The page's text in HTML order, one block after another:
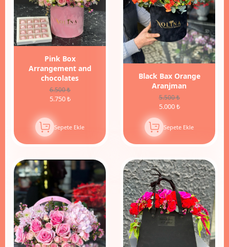
Pink Box
Arrangement and
chocolates
6.500 ₺
5.750 ₺
Sepete Ekle
Black Bax Orange
Aranjman
5.500 ₺
5.000 ₺
Sepete Ekle
13%
İndirim